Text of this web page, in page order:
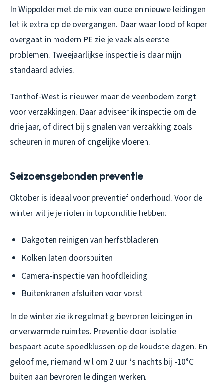
In Wippolder met de mix van oude en nieuwe leidingen
let ik extra op de overgangen. Daar waar lood of koper
overgaat in modern PE zie je vaak als eerste
problemen. Tweejaarlijkse inspectie is daar mijn
standaard advies.
Tanthof-West is nieuwer maar de veenbodem zorgt
voor verzakkingen. Daar adviseer ik inspectie om de
drie jaar, of direct bij signalen van verzakking zoals
scheuren in muren of ongelijke vloeren.
Seizoensgebonden preventie
Oktober is ideaal voor preventief onderhoud. Voor de
winter wil je je riolen in topconditie hebben:
Dakgoten reinigen van herfstbladeren
Kolken laten doorspuiten
Camera-inspectie van hoofdleiding
Buitenkranen afsluiten voor vorst
In de winter zie ik regelmatig bevroren leidingen in
onverwarmde ruimtes. Preventie door isolatie
bespaart acute spoedklussen op de koudste dagen. En
geloof me, niemand wil om 2 uur ‘s nachts bij -10°C
buiten aan bevroren leidingen werken.